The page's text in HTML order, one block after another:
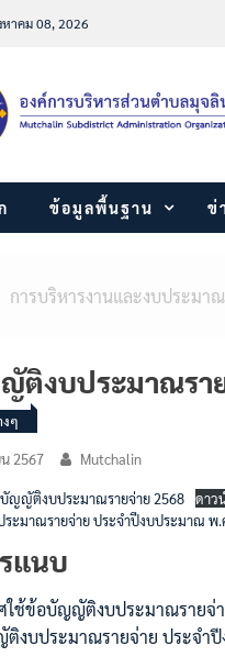
หาคม 08, 2026
ข้อมูลพื้นฐาน ข่
การบริหารงานและงบประมาณ
ติงบประมาณรา
ๆ
2567 Mutchalin
ญญัติงบประมาณรายจ่าย 2568 ดาว
มาณรายจ่าย ประจำปีงบประมาณ พ.
แนบ
ใช้ข้อบัญญัติงบประมาณรายจ่
งบประมาณรายจ่าย ประจำ